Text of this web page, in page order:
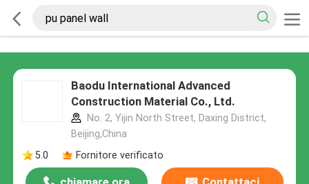
Baodu International Advanced
Construction Material Co., Ltd.
No. 2, Yijin North Street, Daxing District,
Beijing,China
5.0
Fornitore verificato